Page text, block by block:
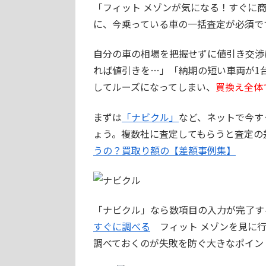
「フィット メゾンが気になる！すぐに
に、今乗っている車の一括査定が必須で
自分の車の相場を把握せずに値引き交
れば値引きを…」「納期の短い車両が1
してルーズになってしまい、 買換え全
まずは 「ナビクル」 など、ネットで今
ょう。複数社に査定してもらうと査定
うの？買取り額の【差額事例集】
「ナビクル」なら数項目の入力が完了
すぐに調べる フィット メゾンを見に
調べておくのが失敗を防ぐ大きなポイン